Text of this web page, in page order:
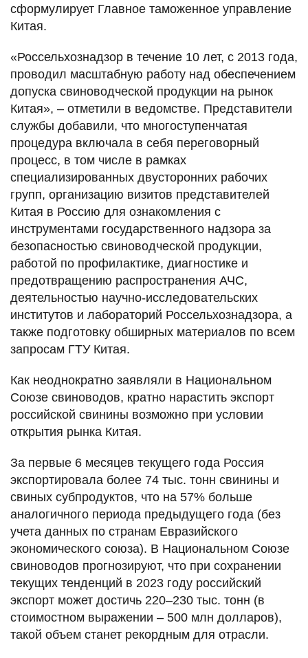
сформулирует Главное таможенное управление
Китая.
«Россельхознадзор в течение 10 лет, с 2013 года,
проводил масштабную работу над обеспечением
допуска свиноводческой продукции на рынок
Китая», – отметили в ведомстве. Представители
службы добавили, что многоступенчатая
процедура включала в себя переговорный
процесс, в том числе в рамках
специализированных двусторонних рабочих
групп, организацию визитов представителей
Китая в Россию для ознакомления с
инструментами государственного надзора за
безопасностью свиноводческой продукции,
работой по профилактике, диагностике и
предотвращению распространения АЧС,
деятельностью научно-исследовательских
институтов и лабораторий Россельхознадзора, а
также подготовку обширных материалов по всем
запросам ГТУ Китая.
Как неоднократно заявляли в Национальном
Союзе свиноводов, кратно нарастить экспорт
российской свинины возможно при условии
открытия рынка Китая.
За первые 6 месяцев текущего года Россия
экспортировала более 74 тыс. тонн свинины и
свиных субпродуктов, что на 57% больше
аналогичного периода предыдущего года (без
учета данных по странам Евразийского
экономического союза). В Национальном Союзе
свиноводов прогнозируют, что при сохранении
текущих тенденций в 2023 году российский
экспорт может достичь 220–230 тыс. тонн (в
стоимостном выражении – 500 млн долларов),
такой объем станет рекордным для отрасли.